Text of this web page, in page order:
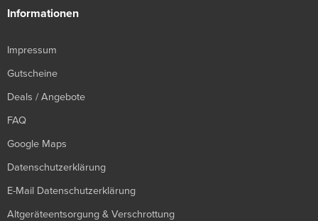
Informationen
Impressum
Gutscheine
Deals / Angebote
FAQ
Google Maps
Datenschutzerklärung
E-Mail Datenschutzerklärung
Altgeräteentsorgung & Verschrottung